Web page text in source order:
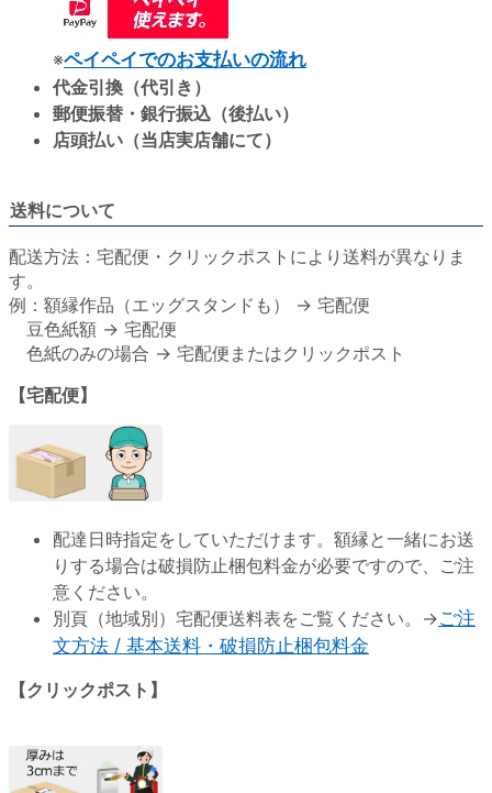
※ペイペイでのお支払いの流れ
代金引換（代引き）
郵便振替・銀行振込（後払い）
店頭払い（当店実店舗にて）
送料について
配送方法：宅配便・クリックポストにより送料が異なりま
す。
例：額縁作品（エッグスタンドも） → 宅配便
豆色紙額 → 宅配便
色紙のみの場合 → 宅配便またはクリックポスト
【宅配便】
配達日時指定をしていただけます。額縁と一緒にお送
りする場合は破損防止梱包料金が必要ですので、ご注
意ください。
別頁（地域別）宅配便送料表をご覧ください。→ご注
文方法 / 基本送料・破損防止梱包料金
【クリックポスト】